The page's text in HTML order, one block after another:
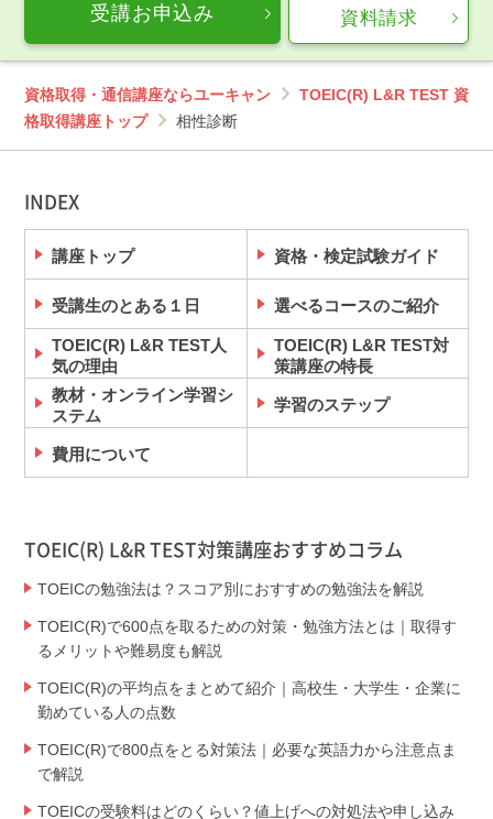
受講お申込み 資料請求
資格取得・通信講座ならユーキャン
TOEIC(R) L&R TEST 資
格取得講座トップ
相性診断
INDEX
講座トップ 資格・検定試験ガイド
受講生のとある１日 選べるコースのご紹介
TOEIC(R) L&R TEST人
気の理由
TOEIC(R) L&R TEST対
策講座の特長
教材・オンライン学習シ
ステム
学習のステップ
費用について
TOEIC(R) L&R TEST対策講座おすすめコラム
TOEICの勉強法は？スコア別におすすめの勉強法を解説
TOEIC(R)で600点を取るための対策・勉強方法とは｜取得す
るメリットや難易度も解説
TOEIC(R)の平均点をまとめて紹介｜高校生・大学生・企業に
勤めている人の点数
TOEIC(R)で800点をとる対策法｜必要な英語力から注意点ま
で解説
TOEICの受験料はどのくらい？値上げへの対処法や申し込み